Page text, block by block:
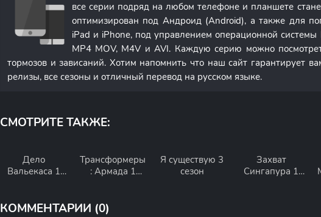
все серии подряд на любом телефоне и планшете
оптимизирован под Андроид (Android), а также для
iPad и iPhone, под управлением операционной
MP4 MOV, M4V и AVI. Каждую серию можно
тормозов и зависаний. Хотим напомнить что наш сайт гарантирует
релизы, все сезоны и отличный перевод на русском языке.
СМОТРИТЕ ТАКЖЕ:
Дело
Вальекаса 1
Трансформеры
: Армада 1
Я существую 3
сезон
Захват
Сингапура 1
КОММЕНТАРИИ (0)